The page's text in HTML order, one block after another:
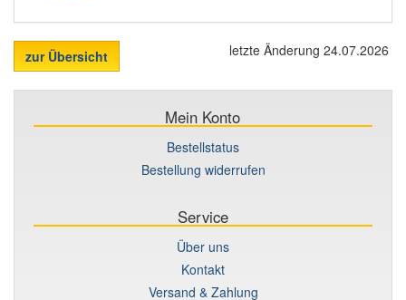
zur Übersicht letzte Änderung 24.07.2026
Mein Konto
Bestellstatus
Bestellung widerrufen
Service
Über uns
Kontakt
Versand & Zahlung